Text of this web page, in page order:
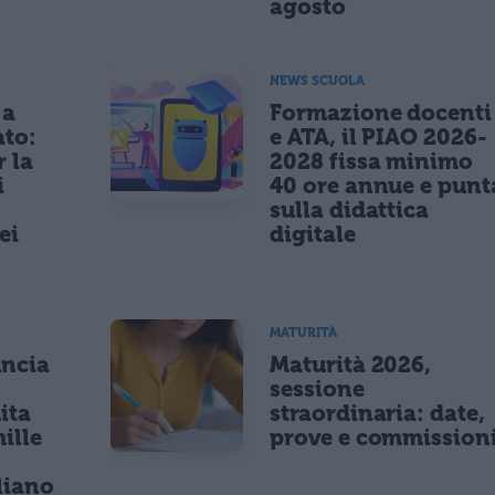
agosto
la
NEWS SCUOLA
Formazione docenti
e ATA, il PIAO 2026-
2028 fissa minimo
40 ore annue e
sulla didattica
digitale
MATURITÀ
Maturità 2026,
sessione
straordinaria: date,
prove e